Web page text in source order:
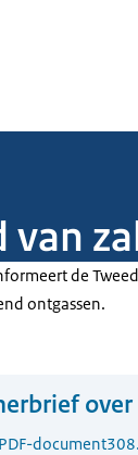
de
ontgassen.
PDF-document